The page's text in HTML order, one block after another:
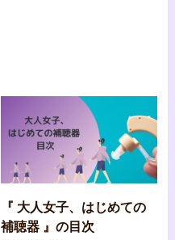
『 大人女子、はじめての
補聴器 』の目次